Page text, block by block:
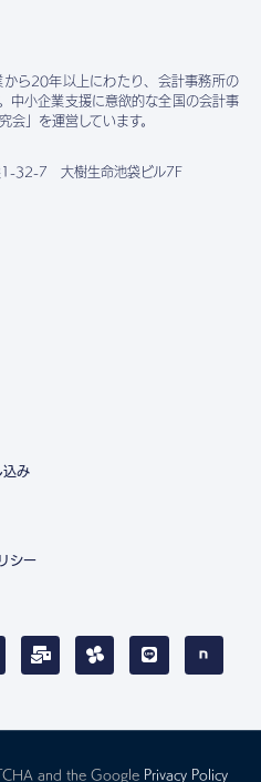
ら20年以上にわたり、会計事務所の
中小企業支援に意欲的な全国の会計事
会」を運営しています。
32-7 大樹生命池袋ビル7F
込み
シー
and the Google Privacy Policy